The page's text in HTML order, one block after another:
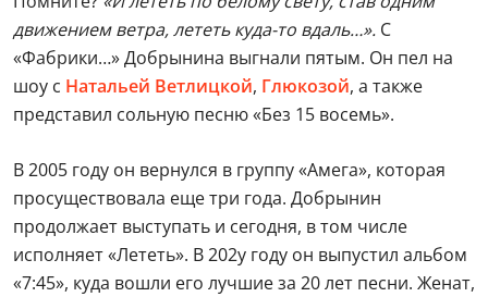
движением ветра, лететь куда-то вдаль…». С
«Фабрики…» Добрынина выгнали пятым. Он пел на
шоу с Натальей Ветлицкой, Глюкозой, а также
представил сольную песню «Без 15 восемь».
В 2005 году он вернулся в группу «Амега», которая
просуществовала еще три года. Добрынин
продолжает выступать и сегодня, в том числе
исполняет «Лететь». В 202у году он выпустил альбом
«7:45», куда вошли его лучшие за 20 лет песни. Женат,